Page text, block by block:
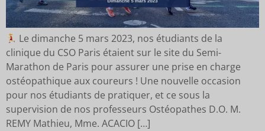
Le dimanche 5 mars 2023, nos étudiants de la
clinique du CSO Paris étaient sur le site du Semi-
Marathon de Paris pour assurer une prise en charge
ostéopathique aux coureurs ! Une nouvelle occasion
pour nos étudiants de pratiquer, et ce sous la
supervision de nos professeurs Ostéopathes D.O. M.
REMY Mathieu, Mme. ACACIO […]